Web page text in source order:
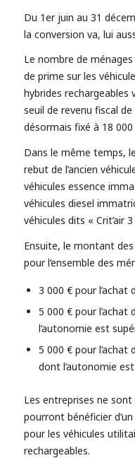
Du 1er juin au 31
la conversion va, lui
Le nombre de
de prime sur les
hybrides
seuil de revenu fiscal
désormais fixé à 18
Dans le même temps,
rebut de l’ancien
véhicules essence
véhicules diesel
véhicules dits « Crit’air 3
Ensuite, le montant
pour l’ensemble des
3 000 € pour l’achat
5 000 € pour l’achat
l’autonomie est
5 000 € pour l’achat
dont l’autonomie
Les entreprises ne sont
pourront bénéficier
pour les véhicules
rechargeables.